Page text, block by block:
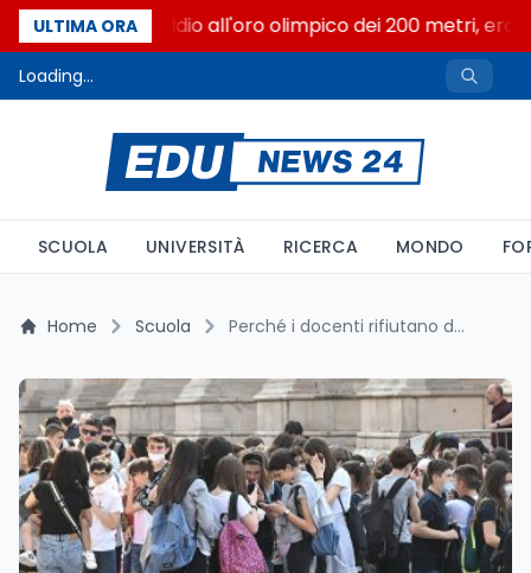
ULTIMA ORA
Livio Berruti, addio all'oro olimpico dei 200 metri, eroe
Loading...
SCUOLA UNIVERSITÀ RICERCA MONDO
Home Scuola Perché i docenti rifiutano di accompagnare gli studenti in gite scolastiche? Un'indagine rivela